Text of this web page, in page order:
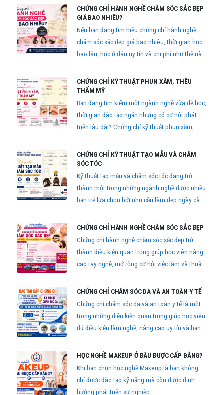
đảm bảo chất lượng đào tạo.
CHỨNG CHỈ HÀNH NGHỀ CHĂM SÓC SẮC ĐẸP
GIÁ BAO NHIÊU?
Nếu bạn đang tìm hiểu chứng chỉ hành nghề
chăm sóc sắc đẹp giá bao nhiêu, thời gian học
bao lâu, học ở đâu uy tín và chi phí như thế nào
đủ trước khi đăng ký học.
CHỨNG CHỈ KỸ THUẬT PHUN XĂM, THÊU
THẨM MỸ
Bạn đang tìm kiếm một ngành nghề vừa dễ học,
thời gian đào tạo ngắn nhưng có cơ hội phát
triển lâu dài? Chứng chỉ kỹ thuật phun xăm,
bạn trẻ quan tâm bởi nhu cầu làm đẹp ngày
càng tăng cao
CHỨNG CHỈ KỸ THUẬT TẠO MẪU VÀ CHĂM
SÓC TÓC
Kỹ thuật tạo mẫu và chăm sóc tóc đang trở
thành một trong những ngành nghề được nhiều
bạn trẻ lựa chọn bởi nhu cầu làm đẹp ngày càng
CHỨNG CHỈ HÀNH NGHỀ CHĂM SÓC SẮC ĐẸP
Chứng chỉ hành nghề chăm sóc sắc đẹp trở
thành điều kiện quan trọng giúp học viên nâng
cao tay nghề, mở rộng cơ hội việc làm và thuận
CHỨNG CHỈ CHĂM SÓC DA VÀ AN TOÀN Y TẾ
Chứng chỉ chăm sóc da và an toàn y tế là một
trong những điều kiện quan trọng giúp học viên
đủ điều kiện làm nghề, nâng cao uy tín và hạn
dịch vụ thẩm mỹ.
HỌC NGHỀ MAKEUP Ở ĐÂU ĐƯỢC CẤP BẰNG?
Khi bạn chọn học nghề Makeup là bạn không
chỉ được đào tạo kỹ năng mà còn được định
hướng phát triển sự nghiệp